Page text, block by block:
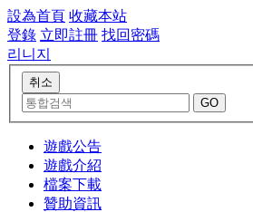
設為首頁 收藏本站
登錄 立即註冊 找回密碼
리니지
遊戲公告
遊戲介紹
檔案下載
贊助資訊